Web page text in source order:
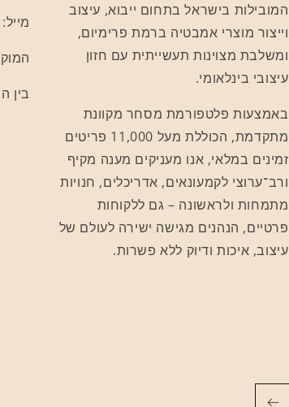
המובילות בישראל בתחום ייבוא, עיצוב
וייצור מוצרי אמבטיה ברמת פרימיום,
ומשלבת מצוינות תעשייתית עם חזון
עיצובי בינלאומי.
באמצעות פלטפורמת מסחר מקוונת
מתקדמת, הכוללת מעל 11,000 פריטים
זמינים במלאי, אנו מעניקים מענה מקיף
ורב־ערוצי לקמעונאים, אדריכלים, חנויות
מתמחות ולראשונה – גם ללקוחות
פרטיים, הנהנים מגישה ישירה לעולם של
עיצוב, איכות ודיוק ללא פשרות.
מייל: service@ibath.co.il
בין השעות